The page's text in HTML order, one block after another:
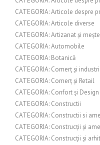
CATEGORIA: Articole despre
CATEGORIA: Articole diverse
CATEGORIA: Artizanat și
CATEGORIA: Automobile
CATEGORIA: Botanică
CATEGORIA: Comerț și
CATEGORIA: Comerț și Retail
CATEGORIA: Confort și
CATEGORIA: Constructii
CATEGORIA: Constructii si
CATEGORIA: Construcții și
CATEGORIA: Construcții și